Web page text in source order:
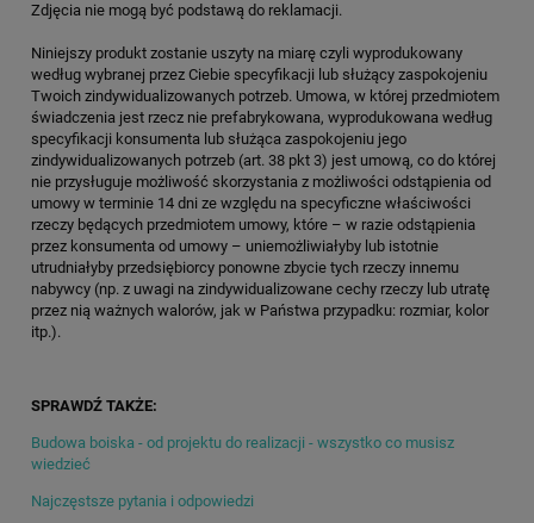
Zdjęcia nie mogą być podstawą do reklamacji.
Niniejszy produkt zostanie uszyty na miarę czyli wyprodukowany
według wybranej przez Ciebie specyfikacji lub służący zaspokojeniu
Twoich zindywidualizowanych potrzeb. Umowa, w której przedmiotem
świadczenia jest rzecz nie prefabrykowana, wyprodukowana według
specyfikacji konsumenta lub służąca zaspokojeniu jego
zindywidualizowanych potrzeb (art. 38 pkt 3) jest umową, co do której
nie przysługuje możliwość skorzystania z możliwości odstąpienia od
umowy w terminie 14 dni ze względu na specyficzne właściwości
rzeczy będących przedmiotem umowy, które – w razie odstąpienia
przez konsumenta od umowy – uniemożliwiałyby lub istotnie
utrudniałyby przedsiębiorcy ponowne zbycie tych rzeczy innemu
nabywcy (np. z uwagi na zindywidualizowane cechy rzeczy lub utratę
przez nią ważnych walorów, jak w Państwa przypadku: rozmiar, kolor
itp.).
SPRAWDŹ TAKŻE:
Budowa boiska - od projektu do realizacji - wszystko co musisz
wiedzieć
Najczęstsze pytania i odpowiedzi